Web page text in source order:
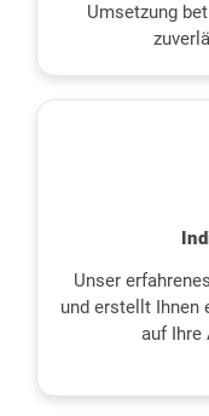
Umsetzung
Unser
und erstellt Ihnen
auf Ihre